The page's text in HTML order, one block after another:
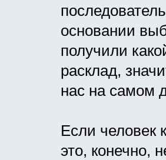
основании
получили
расклад,
нас на самом
Если человек
это, конечно,